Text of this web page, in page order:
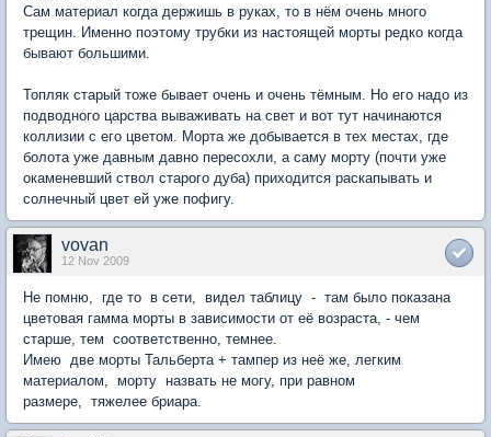
Сам материал когда держишь в руках, то в нём очень много
трещин. Именно поэтому трубки из настоящей морты редко когда
бывают большими.
Топляк старый тоже бывает очень и очень тёмным. Но его надо из
подводного царства вываживать на свет и вот тут начинаются
коллизии с его цветом. Морта же добывается в тех местах, где
болота уже давным давно пересохли, а саму морту (почти уже
окаменевший ствол старого дуба) приходится раскапывать и
солнечный цвет ей уже пофигу.
vovan
12 Nov 2009
Не помню, где то в сети, видел таблицу - там было показана
цветовая гамма морты в зависимости от её возраста, - чем
старше, тем соответственно, темнее.
Имею две морты Тальберта + тампер из неё же, легким
материалом, морту назвать не могу, при равном
размере, тяжелее бриара.